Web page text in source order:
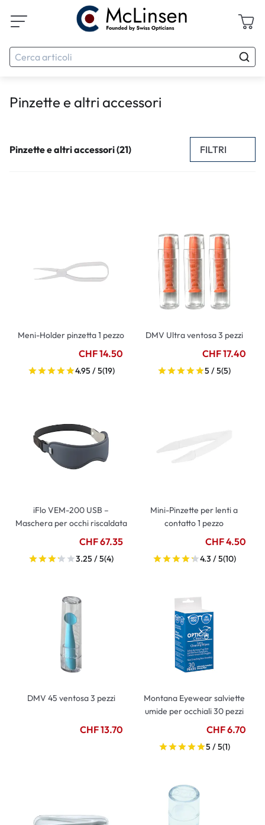
Pinzette e altri accessori
Pinzette e altri accessori (21) FILTRI
Meni-Holder pinzetta 1 pezzo
CHF 14.50
4.95 / 5(19)
DMV Ultra ventosa 3 pezzi
CHF 17.40
5 / 5(5)
iFlo VEM-200 USB –
Maschera per occhi riscaldata
CHF 67.35
3.25 / 5(4)
Mini-Pinzette per lenti a
contatto 1 pezzo
CHF 4.50
4.3 / 5(10)
DMV 45 ventosa 3 pezzi
CHF 13.70
Montana Eyewear salviette
umide per occhiali 30 pezzi
CHF 6.70
5 / 5(1)